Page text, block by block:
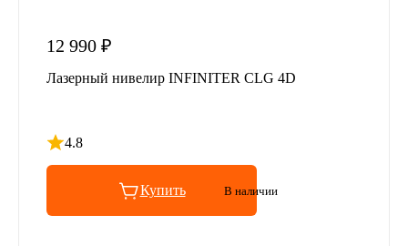
12 990 ₽
Лазерный нивелир INFINITER CLG 4D
4.8
Рейтинг 4.8 из 5
Купить В наличии